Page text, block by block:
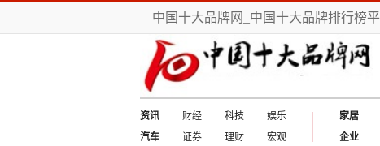
中国十大品牌网_中国十大品牌排行榜
资讯 财经 科技
娱乐
汽车
证券 理财 宏观
家居
企业